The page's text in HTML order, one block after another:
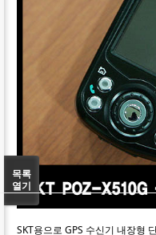
SKT용으로 GPS 수신기 내장형
목록
열기